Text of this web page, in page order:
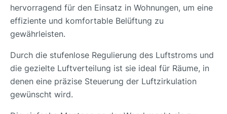
hervorragend für den Einsatz in Wohnungen, um eine
effiziente und komfortable Belüftung zu
gewährleisten.
Durch die stufenlose Regulierung des Luftstroms und
die gezielte Luftverteilung ist sie ideal für Räume, in
denen eine präzise Steuerung der Luftzirkulation
gewünscht wird.